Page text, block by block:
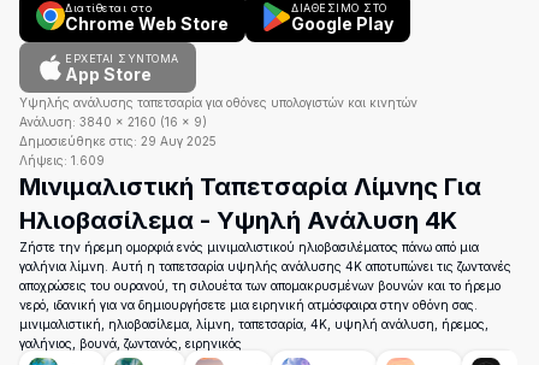
Διατίθεται στο
Chrome Web Store
ΔΙΑΘΕΣΙΜΟ ΣΤΟ
Google Play
ΈΡΧΕΤΑΙ ΣΎΝΤΟΜΑ
App Store
Υψηλής ανάλυσης ταπετσαρία για οθόνες υπολογιστών και κινητών
Ανάλυση: 3840 × 2160 (16 × 9)
Δημοσιεύθηκε στις: 29 Αυγ 2025
Λήψεις: 1.609
Μινιμαλιστική Ταπετσαρία Λίμνης Για
Ηλιοβασίλεμα - Υψηλή Ανάλυση 4K
Ζήστε την ήρεμη ομορφιά ενός μινιμαλιστικού ηλιοβασιλέματος πάνω από μια
γαλήνια λίμνη. Αυτή η ταπετσαρία υψηλής ανάλυσης 4K αποτυπώνει τις ζωντανές
αποχρώσεις του ουρανού, τη σιλουέτα των απομακρυσμένων βουνών και το ήρεμο
νερό, ιδανική για να δημιουργήσετε μια ειρηνική ατμόσφαιρα στην οθόνη σας.
μινιμαλιστική, ηλιοβασίλεμα, λίμνη, ταπετσαρία, 4K, υψηλή ανάλυση, ήρεμος,
γαλήνιος, βουνά, ζωντανός, ειρηνικός